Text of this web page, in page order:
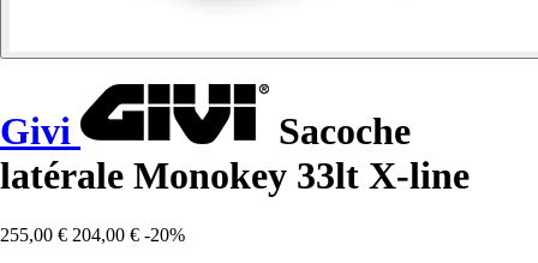
Givi
Sacoche
latérale Monokey 33lt X-line
255,00 € 204,00 € -20%